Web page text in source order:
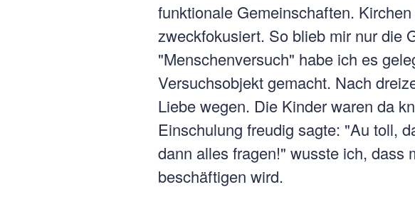
funktionale Gemeinschaften.
zweckfokusiert. So blieb mir nur die
"Menschenversuch" habe ich es
Versuchsobjekt gemacht. Nach
Liebe wegen. Die Kinder waren da
Einschulung freudig sagte: "Au toll,
dann alles fragen!" wusste ich, dass
beschäftigen wird.